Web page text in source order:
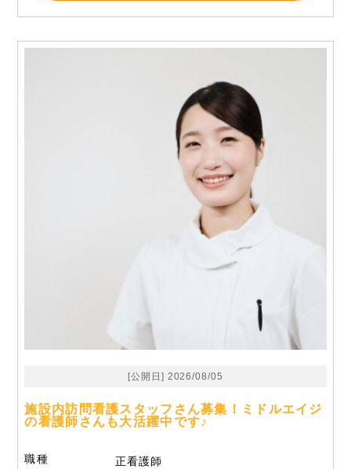
[公開日] 2026/08/05
施設内訪問看護スタッフさん募集！ミドルエイジ
の看護師さんも大活躍中です♪
職種 正看護師